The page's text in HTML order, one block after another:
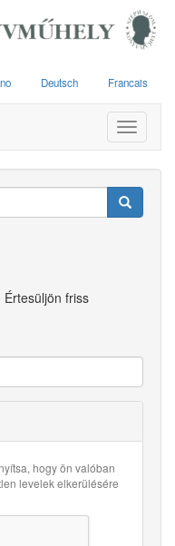
Deutsch Francais
Toggle
friss
hogy ön valóban
levelek elkerülésére